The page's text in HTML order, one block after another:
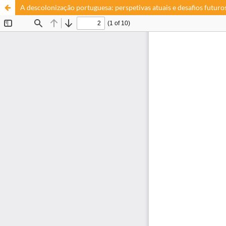
A descolonização portuguesa: perspetivas atuais e desafios